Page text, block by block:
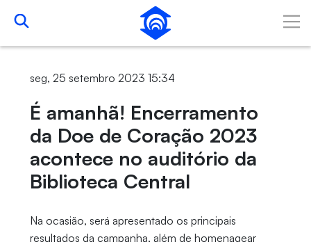
Pular para o Conteúdo principal
seg, 25 setembro 2023 15:34
É amanhã! Encerramento
da Doe de Coração 2023
acontece no auditório da
Biblioteca Central
Na ocasião, será apresentado os principais
resultados da campanha, além de homenagear